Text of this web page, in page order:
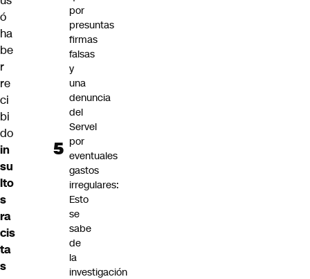
ó
ha
be
r
re
ci
bi
do
in
su
lto
s
ra
cis
ta
s
por
presuntas
firmas
falsas
y
una
denuncia
del
Servel
por
eventuales
gastos
irregulares:
Esto
se
sabe
de
la
investigación